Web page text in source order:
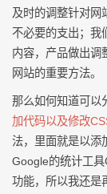
及时的调整针对网
不必要的支出；我
内容，产品做出调
网站的重要方法。
那么如何知道可以
加代码以及修改
法，里面就是以添
Google的统计工
功能，所以我还是